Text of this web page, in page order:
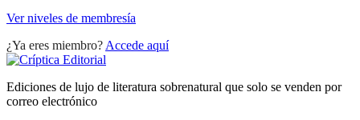
Ver niveles de membresía
¿Ya eres miembro? Accede aquí
Ediciones de lujo de literatura sobrenatural que solo se venden por
correo electrónico